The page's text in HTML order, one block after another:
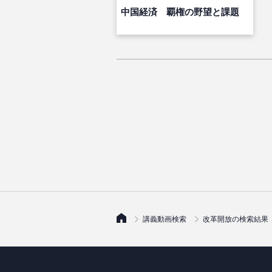
中国経済 覇権の野望と課題
講義動画検索 改革開放の検索結果